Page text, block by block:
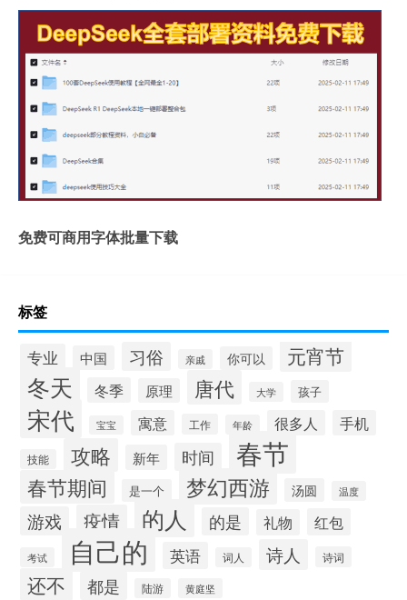
免费可商用字体批量下载
标签
专业 中国 习俗 亲戚 你可以 元宵节
冬天 冬季 原理 唐代 大学 孩子
宋代 宝宝 寓意 工作 年龄 很多人 手机
技能 攻略 新年 时间 春节
春节期间 是一个 梦幻西游 汤圆 温度
游戏 疫情 的人 的是 礼物 红包
考试 自己的 英语 词人 诗人 诗词
还不 都是 陆游 黄庭坚